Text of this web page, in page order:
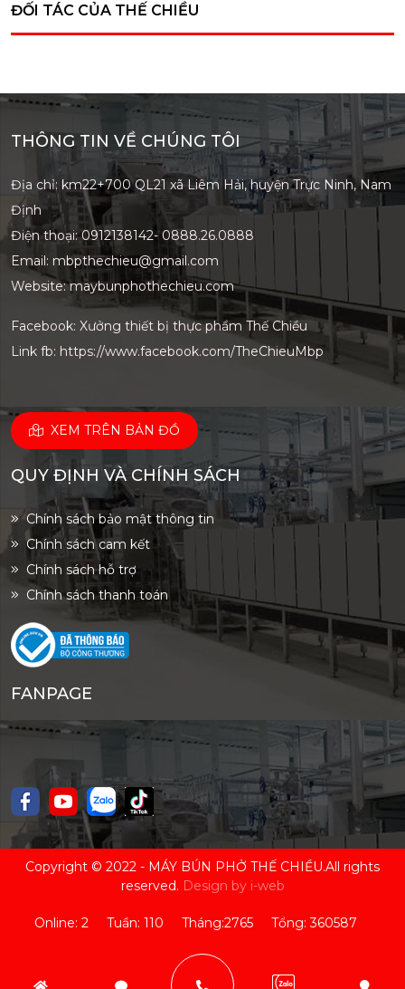
ĐỐI TÁC CỦA THẾ CHIỀU
THÔNG TIN VỀ CHÚNG TÔI
Địa chỉ: km22+700 QL21 xã Liêm Hải, huyện Trực Ninh, Nam
Định
Điện thoại: 0912138142- 0888.26.0888
Email: mbpthechieu@gmail.com
Website: maybunphothechieu.com
Facebook: Xưởng thiết bị thực phẩm Thế Chiều
Link fb: https://www.facebook.com/TheChieuMbp
XEM TRÊN BẢN ĐỒ
QUY ĐỊNH VÀ CHÍNH SÁCH
Chính sách bảo mật thông tin
Chính sách cam kết
Chính sách hỗ trợ
Chính sách thanh toán
FANPAGE
Copyright © 2022 - MÁY BÚN PHỞ THẾ CHIỀU.All rights
reserved. Design by i-web
Online: 2 Tuần: 110 Tháng:2765 Tổng: 360587